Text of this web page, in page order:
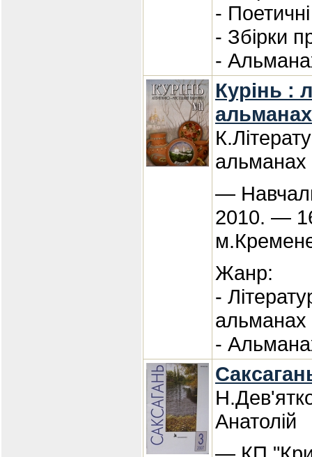
- Поетичні
- Збірки
-
Курінь :
альманах
альманах
—
2010. —
Жанр:
-
альманах
-
Анатолій